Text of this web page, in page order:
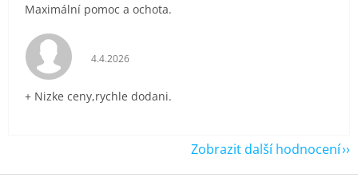
Maximální pomoc a ochota.
Hodnocení obchodu je 5 z 5 hvězdiček.
4.4.2026
+ Nizke ceny,rychle dodani.
Zobrazit další hodnocení
Z